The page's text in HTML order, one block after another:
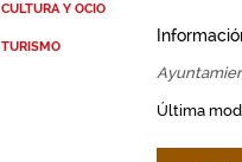
CULTURA Y OCIO
TURISMO
Última